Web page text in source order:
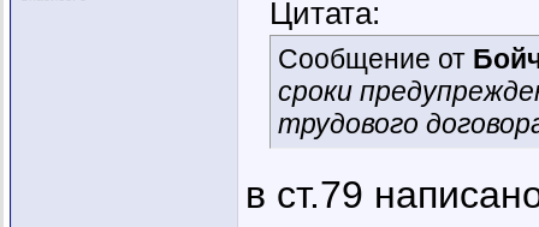
Цитата:
Сообщение от
сроки
трудового
в ст.79